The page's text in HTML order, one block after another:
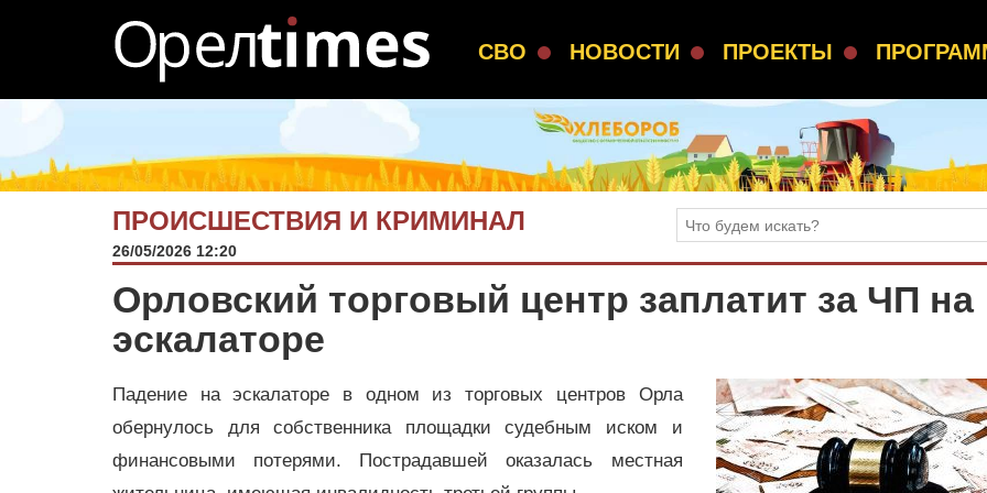
СВО НОВОСТИ ПРОЕКТЫ
ПРОИСШЕСТВИЯ И КРИМИНАЛ
26/05/2026 12:20
Орловский торговый центр заплатит за ЧП на
эскалаторе
Падение на эскалаторе в одном из торговых центров Орла
обернулось для собственника площадки судебным иском и
финансовыми потерями. Пострадавшей оказалась местная